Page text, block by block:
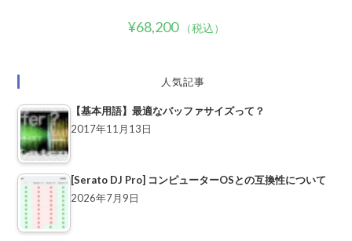
¥68,200 （税込）
人気記事
【基本用語】最適なバッファサイズって？
2017年11月13日
[Serato DJ Pro] コンピューターOSとの互換性について
2026年7月9日